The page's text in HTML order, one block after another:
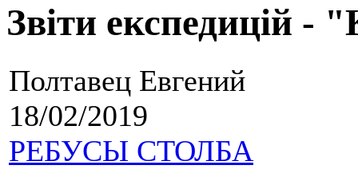
Звіти експедицій -
Полтавец Евгений
18/02/2019
РЕБУСЫ СТОЛБА